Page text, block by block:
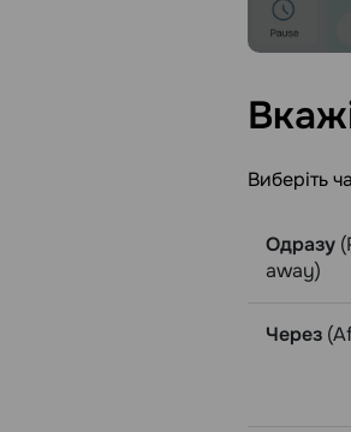
Виберіть
Одразу
away)
Через